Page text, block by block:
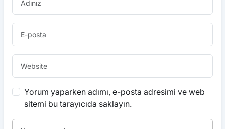
Yorum yaparken adımı, e-posta adresimi ve web
sitemi bu tarayıcıda saklayın.